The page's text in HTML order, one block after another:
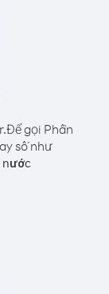
Để gọi Phần
số như
nước